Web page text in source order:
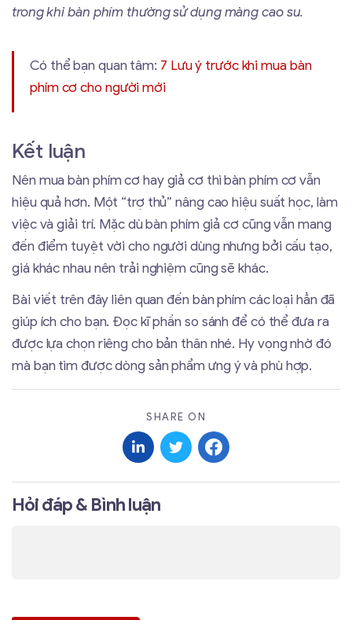
trong khi bàn phím thường sử dụng màng cao su.
Có thể bạn quan tâm: 7 Lưu ý trước khi mua bàn
phím cơ cho người mới
Kết luận
Nên mua bàn phím cơ hay giả cơ thì bàn phím cơ vẫn
hiệu quả hơn. Một “trợ thủ” nâng cao hiệu suất học, làm
việc và giải trí. Mặc dù bàn phím giả cơ cũng vẫn mang
đến điểm tuyệt vời cho người dùng nhưng bởi cấu tạo,
giá khác nhau nên trải nghiệm cũng sẽ khác.
Bài viết trên đây liên quan đến bàn phím các loại hẳn đã
giúp ích cho bạn. Đọc kĩ phần so sánh để có thể đưa ra
được lựa chọn riêng cho bản thân nhé. Hy vọng nhờ đó
mà bạn tìm được dòng sản phẩm ưng ý và phù hợp.
SHARE ON
Hỏi đáp & Bình luận